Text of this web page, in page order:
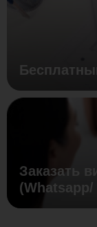
Заказать
(Whatsapp/